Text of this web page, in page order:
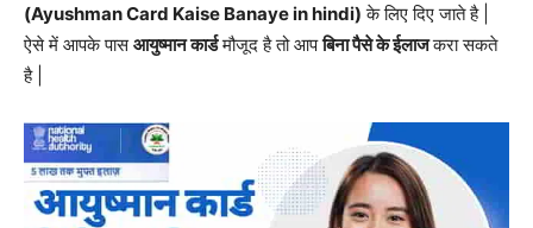
(Ayushman Card Kaise Banaye in hindi) के लिए दिए जाते है |
ऐसे में आपके पासआयुष्मान कार्डमौजूद है तो आपबिना पैसे के ईलाजकरा सकते
है |